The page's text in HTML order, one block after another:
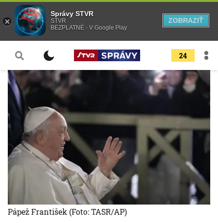
24
Pápež František (Foto: TASR/AP)
Správy STVR
STVR
BEZPLATNÉ - V Google Play
ZOBRAZIŤ